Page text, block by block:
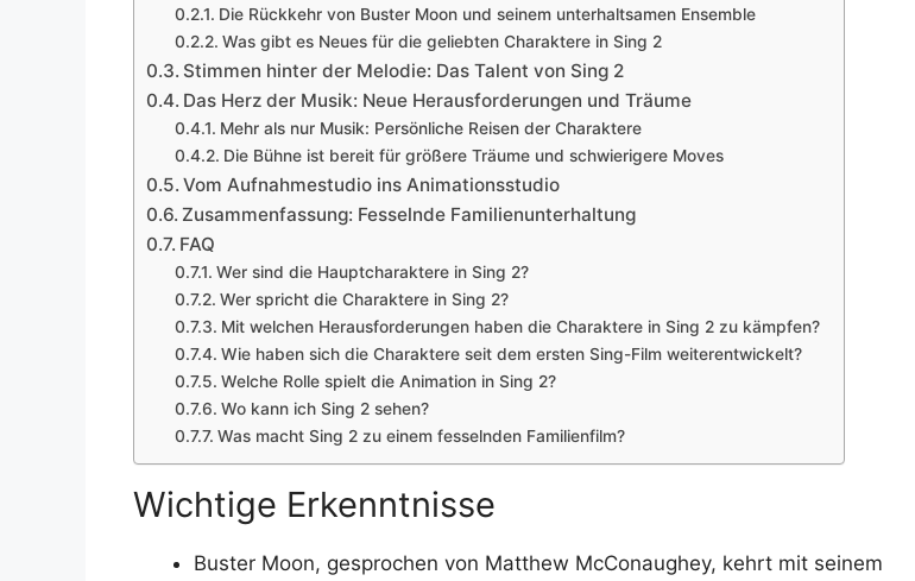
Die Rückkehr von Buster Moon und seinem unterhaltsamen Ensemble
Was gibt es Neues für die geliebten Charaktere in Sing 2
Stimmen hinter der Melodie: Das Talent von Sing 2
Das Herz der Musik: Neue Herausforderungen und Träume
Mehr als nur Musik: Persönliche Reisen der Charaktere
Die Bühne ist bereit für größere Träume und schwierigere Moves
Vom Aufnahmestudio ins Animationsstudio
Zusammenfassung: Fesselnde Familienunterhaltung
FAQ
Wer sind die Hauptcharaktere in Sing 2?
Wer spricht die Charaktere in Sing 2?
Mit welchen Herausforderungen haben die Charaktere in Sing 2 zu kämpfen?
Wie haben sich die Charaktere seit dem ersten Sing-Film weiterentwickelt?
Welche Rolle spielt die Animation in Sing 2?
Wo kann ich Sing 2 sehen?
Was macht Sing 2 zu einem fesselnden Familienfilm?
Wichtige Erkenntnisse
Buster Moon, gesprochen von Matthew McConaughey, kehrt mit seinem